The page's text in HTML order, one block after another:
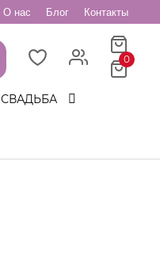
О нас Блог Контакты
0
СВАДЬБА